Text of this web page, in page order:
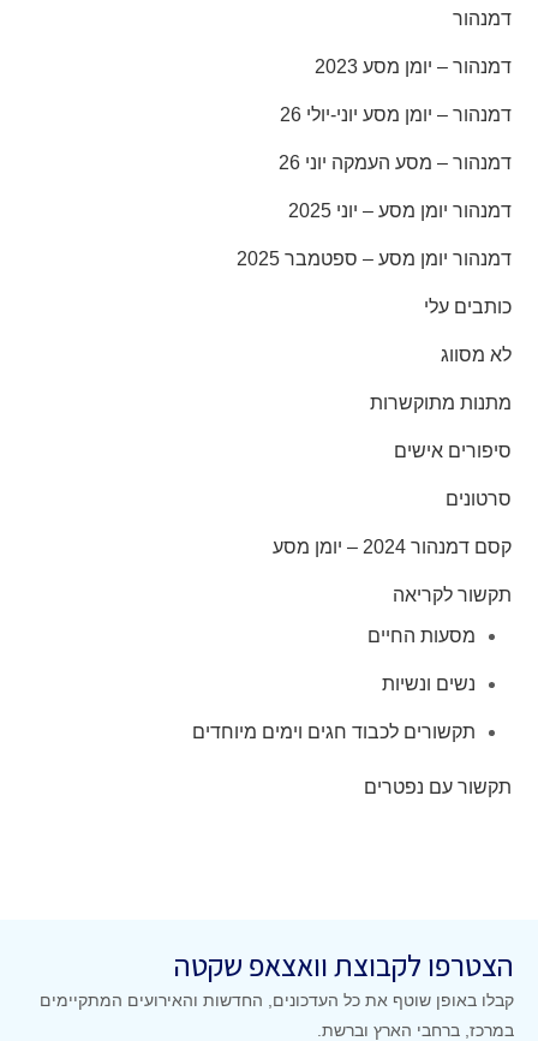
מסע 2023
מסע יוני-יולי 26
מסע העמקה יוני 26
מסע – יוני 2025
מסע – ספטמבר 2025
אישים
יומן מסע
החיים
ונשיות
לכבוד חגים וימים מיוחדים
נפטרים
לקבוצת וואצאפ שקטה
שוטף את כל העדכונים, החדשות והאירועים המתקיימים
הארץ וברשת.